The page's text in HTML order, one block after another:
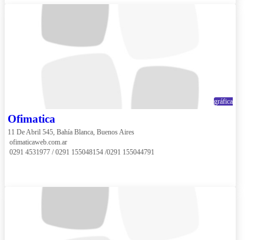
gráfica
Ofimatica
11 De Abril 545, Bahía Blanca, Buenos Aires
ofimaticaweb.com.ar
0291 4531977 / 0291 155048154 /0291 155044791